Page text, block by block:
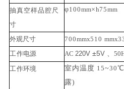
抽真空样品腔尺
寸
φ100mm×h75mm
外观尺寸 700mmx510 mmx
工作电源 AC 220V ±5V 50
工作环境 室内温度 15~30℃
露)